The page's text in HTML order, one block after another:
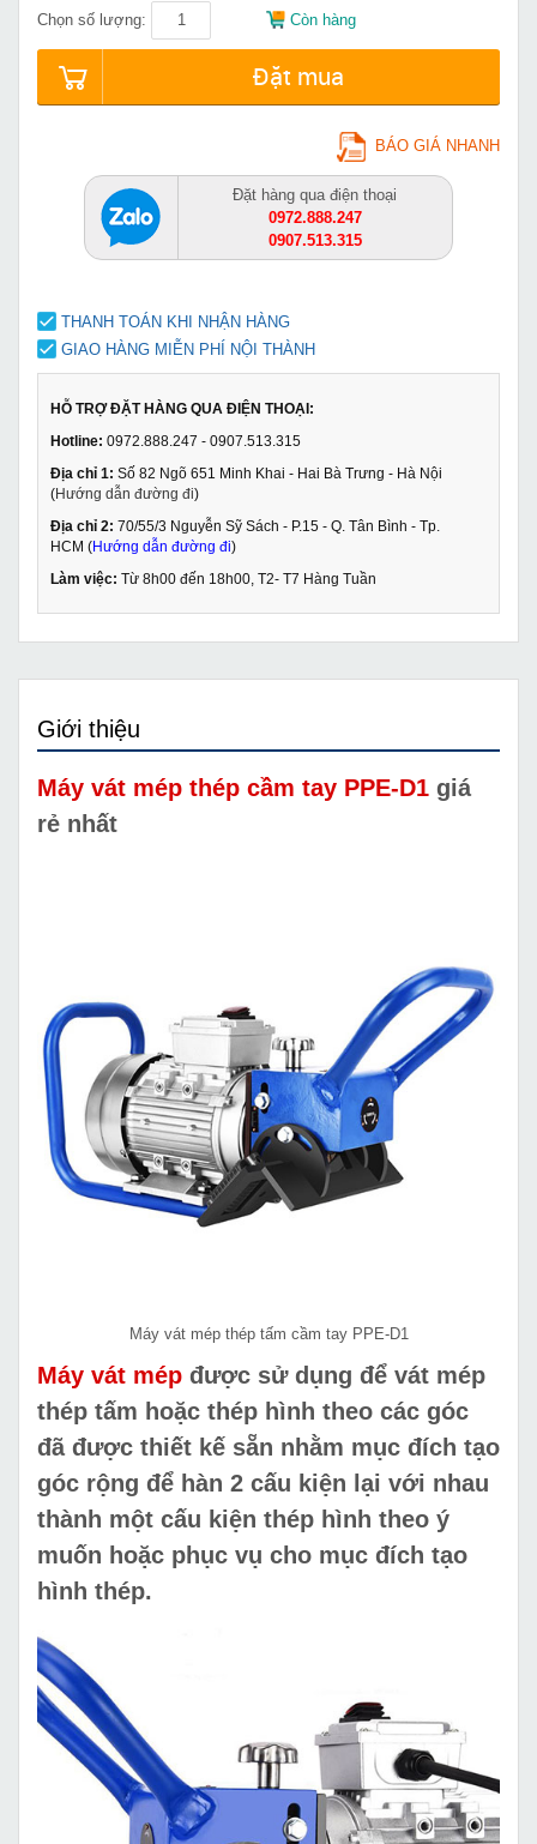
Chọn số lượng: Còn hàng
Đặt mua
BÁO GIÁ NHANH
Đặt hàng qua điện thoại
0972.888.247
0907.513.315
THANH TOÁN KHI NHẬN HÀNG
GIAO HÀNG MIỄN PHÍ NỘI THÀNH
HỖ TRỢ ĐẶT HÀNG QUA ĐIỆN THOẠI:
Hotline: 0972.888.247 - 0907.513.315
Địa chỉ 1: Số 82 Ngõ 651 Minh Khai - Hai Bà Trưng - Hà Nội
(Hướng dẫn đường đi)
Địa chỉ 2: 70/55/3 Nguyễn Sỹ Sách - P.15 - Q. Tân Bình - Tp.
HCM (Hướng dẫn đường đi)
Làm việc: Từ 8h00 đến 18h00, T2- T7 Hàng Tuần
Giới thiệu
Máy vát mép thép cầm tay PPE-D1 giá
rẻ nhất
Máy vát mép thép tấm cầm tay PPE-D1
Máy vát mép được sử dụng để vát mép
thép tấm hoặc thép hình theo các góc
đã được thiết kế sẵn nhằm mục đích tạo
góc rộng để hàn 2 cấu kiện lại với nhau
thành một cấu kiện thép hình theo ý
muốn hoặc phục vụ cho mục đích tạo
hình thép.